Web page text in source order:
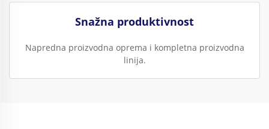
Snažna produktivnost
Napredna proizvodna oprema i kompletna proizvodna
linija.